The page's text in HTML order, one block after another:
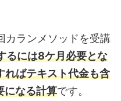
カランメソッドを受講
るには8ケ月必要とな
ればテキスト代金も含
になる計算です。